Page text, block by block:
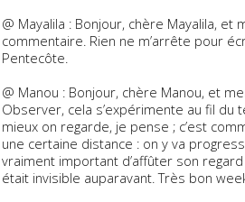
@ Mayalila : Bonjour, chère Mayalila, et
commentaire. Rien ne m’arrête pour
Pentecôte.
@ Manou : Bonjour, chère Manou, et
Observer, cela s’expérimente au fil du
mieux on regarde, je pense ; c’est
une certaine distance : on y va
vraiment important d’affûter son
était invisible auparavant. Très bon